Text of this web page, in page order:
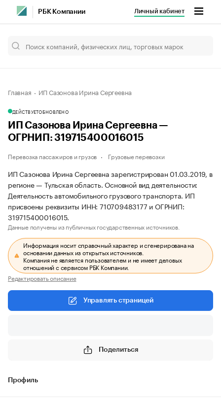
РБК Компании Личный кабинет
Главная ИП Сазонова Ирина Сергеевна
ДЕЙСТВУЕТОБНОВЛЕНО
ИП Сазонова Ирина Сергеевна —
ОГРНИП: 319715400016015
Перевозка пассажиров и грузов Грузовые перевозки
ИП Сазонова Ирина Сергеевна зарегистрирован 01.03.2019, в
регионе — Тульская область. Основной вид деятельности:
Деятельность автомобильного грузового транспорта. ИП
присвоены реквизиты ИНН: 710709483177 и ОГРНИП:
319715400016015.
Данные получены из публичных государственных источников.
Информация носит справочный характер и сгенерирована на
основании данных из открытых источников.
Компания не является пользователем и не имеет деловых
отношений с сервисом РБК Компании.
Редактировать описание
Управлять страницей
Поделиться
Профиль